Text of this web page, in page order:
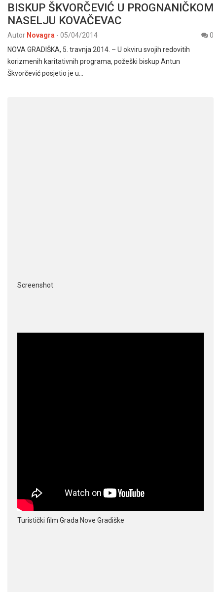
BISKUP ŠKVORČEVIĆ U PROGNANIČKOM
NASELJU KOVAČEVAC
Autor Novagra - 05/04/2014
0
NOVA GRADIŠKA, 5. travnja 2014. – U okviru svojih redovitih
korizmenih karitativnih programa, požeški biskup Antun
Škvorčević posjetio je u…
Screenshot
Turistički film Grada Nove Gradiške